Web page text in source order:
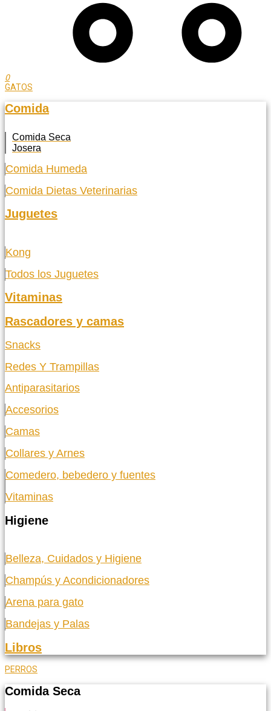
0
GATOS
Comida
Comida Seca
Josera
Comida Humeda
Comida Dietas Veterinarias
Juguetes
Kong
Todos los Juguetes
Vitaminas
Rascadores y camas
Snacks
Redes Y Trampillas
Antiparasitarios
Accesorios
Camas
Collares y Arnes
Comedero, bebedero y fuentes
Vitaminas
Higiene
Belleza, Cuidados y Higiene
Champús y Acondicionadores
Arena para gato
Bandejas y Palas
Libros
PERROS
Comida Seca